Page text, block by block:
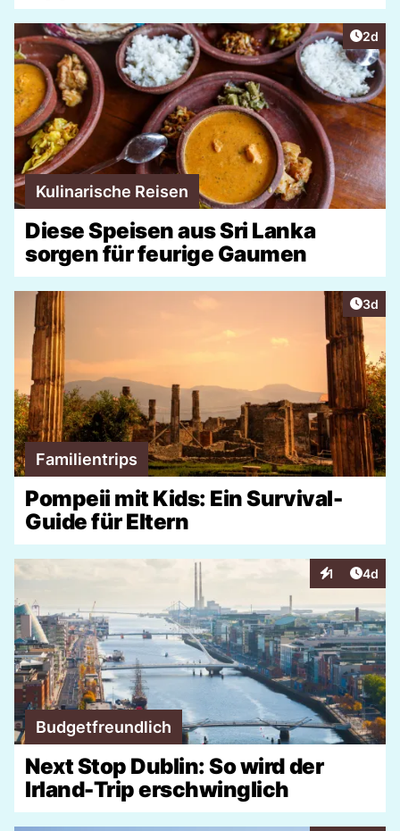
2d
Kulinarische Reisen
Diese Speisen aus Sri Lanka
sorgen für feurige Gaumen
3d
Familientrips
Pompeii mit Kids: Ein Survival-
Guide für Eltern
1
Interaktionen
4d
Budgetfreundlich
Next Stop Dublin: So wird der
Irland-Trip erschwinglich